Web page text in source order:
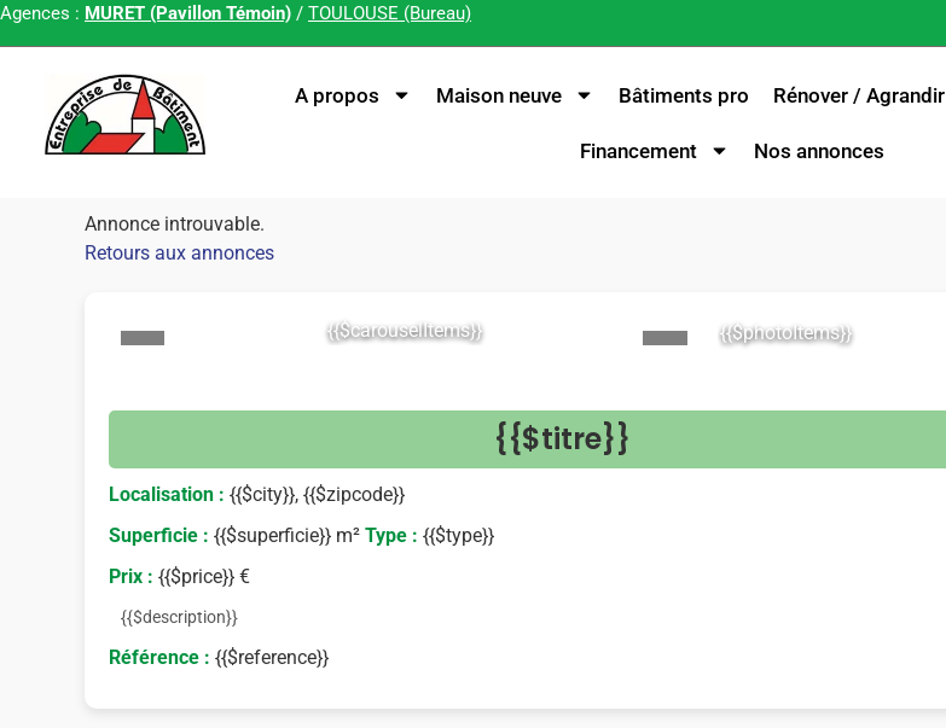
Agences : MURET (Pavillon Témoin) / TOULOUSE (Bureau)
A propos Maison neuve Bâtiments pro Rénover / Agrandir
Financement Nos annonces
Annonce introuvable.
Retours aux annonces
{{$carouselItems}} {{$photoItems}}
{{$titre}}
Localisation : {{$city}}, {{$zipcode}}
Superficie : {{$superficie}} m² Type : {{$type}}
Prix : {{$price}} €
{{$description}}
Référence : {{$reference}}